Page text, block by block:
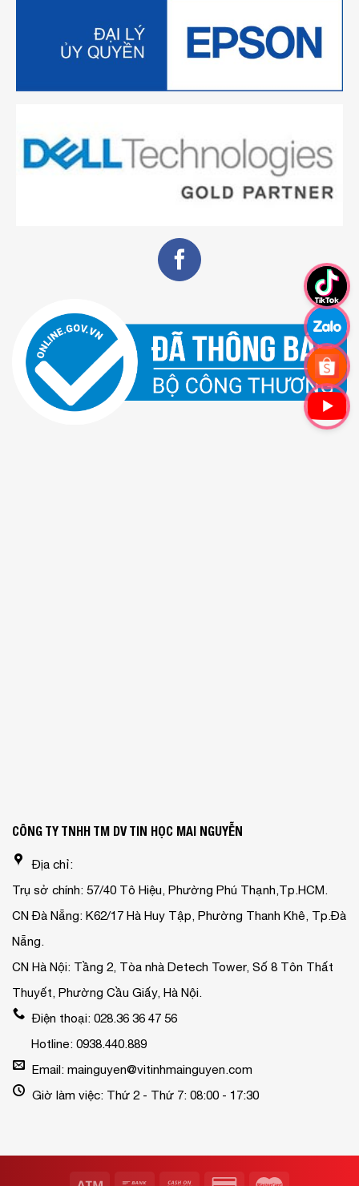
CÔNG TY TNHH TM DV TIN HỌC MAI NGUYỄN
Địa chỉ:
Trụ sở chính: 57/40 Tô Hiệu, Phường Phú Thạnh,Tp.HCM.
CN Đà Nẵng: K62/17 Hà Huy Tập, Phường Thanh Khê, Tp.Đà
Nẵng.
CN Hà Nội: Tầng 2, Tòa nhà Detech Tower, Số 8 Tôn Thất
Thuyết, Phường Cầu Giấy, Hà Nội.
Điện thoại: 028.36 36 47 56
Hotline: 0938.440.889
Email: mainguyen@vitinhmainguyen.com
Giờ làm việc: Thứ 2 - Thứ 7: 08:00 - 17:30